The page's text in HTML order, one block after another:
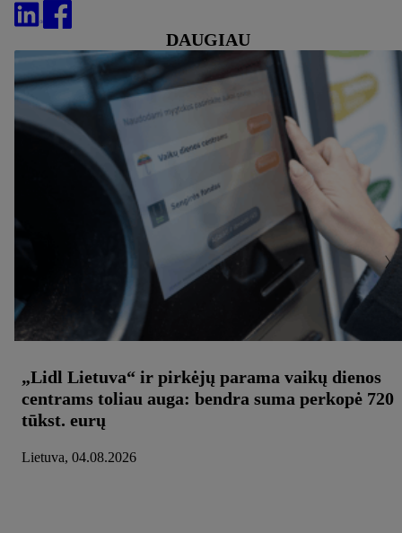
DAUGIAU
„Lidl Lietuva“ ir pirkėjų parama vaikų dienos
centrams toliau auga: bendra suma perkopė 720
tūkst. eurų
Lietuva, 04.08.2026